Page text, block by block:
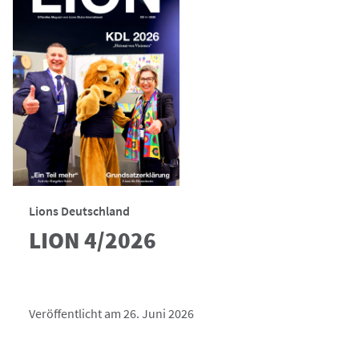
Lions Deutschland
LION 4/2026
Veröffentlicht am 26. Juni 2026